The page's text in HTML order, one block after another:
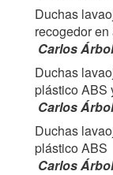
Duchas
recogedor
Carlos
Duchas
plástico ABS
Carlos
Duchas
plástico ABS
Carlos